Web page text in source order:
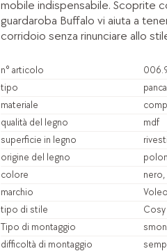
mobile indispensabile. Scoprite
guardaroba Buffalo vi aiuta a
corridoio senza rinunciare allo
n° articolo
tipo
materiale
qualità del legno
mdf
superficie in legno
origine del legno
colore
nero,
marchio
Voleo
tipo di stile
Cosy
Tipo di montaggio
difficoltà di montaggio